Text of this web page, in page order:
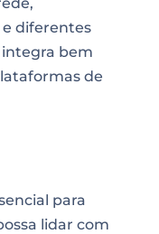
diferentes
integra bem
de
para
lidar com